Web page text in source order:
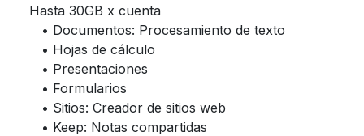
Hasta 30GB x cuenta
• Documentos: Procesamiento de texto
• Hojas de cálculo
• Presentaciones
• Formularios
• Sitios: Creador de sitios web
• Keep: Notas compartidas